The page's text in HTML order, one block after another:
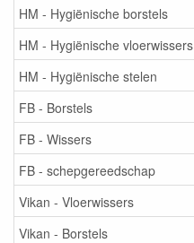
HM - Hygiënische borstels
HM - Hygiënische vloerwissers
HM - Hygiënische stelen
FB - Borstels
FB - Wissers
FB - schepgereedschap
Vikan - Vloerwissers
Vikan - Borstels